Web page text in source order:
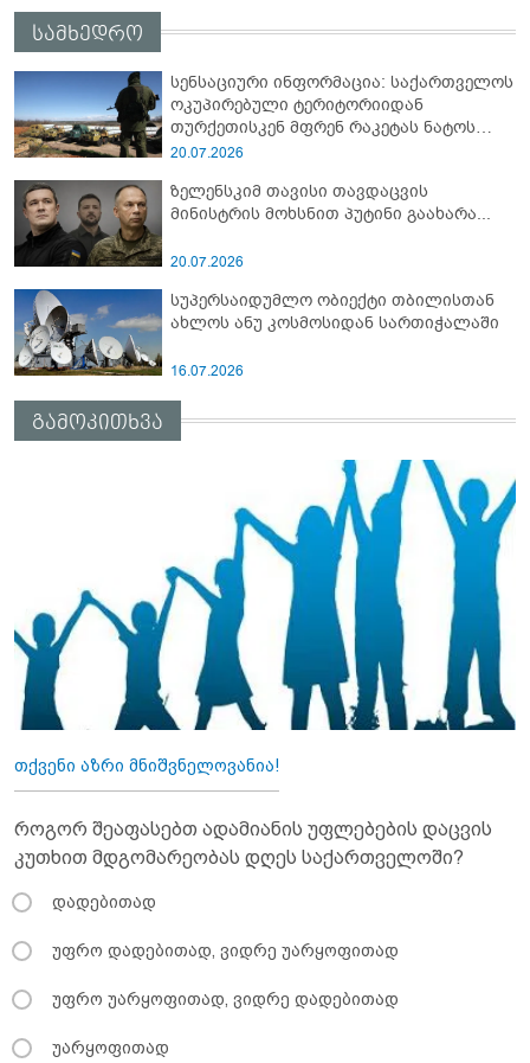
სამხედრო
სენსაციური ინფორმაცია: საქართველოს
ოკუპირებული ტერიტორიიდან
თურქეთისკენ მფრენ რაკეტას ნატოს
სამიტი კინაღამ ჩაუშლია
20.07.2026
ზელენსკიმ თავისი თავდაცვის
მინისტრის მოხსნით პუტინი გაახარა...
20.07.2026
სუპერსაიდუმლო ობიექტი თბილისთან
ახლოს ანუ კოსმოსიდან სართიჭალაში
16.07.2026
გამოკითხვა
თქვენი აზრი მნიშვნელოვანია!
როგორ შეაფასებთ ადამიანის უფლებების დაცვის
კუთხით მდგომარეობას დღეს საქართველოში?
დადებითად
უფრო დადებითად, ვიდრე უარყოფითად
უფრო უარყოფითად, ვიდრე დადებითად
უარყოფითად